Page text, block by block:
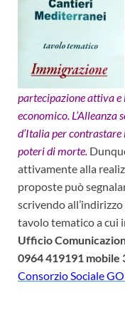
partecipazione attiva
economico. L’Alleanza
d’Italia per
poteri di morte.
attivamente alla
proposte può
scrivendo all’indirizzo
tavolo tematico a cui
Ufficio
0964 419191 mobile
Consorzio Sociale